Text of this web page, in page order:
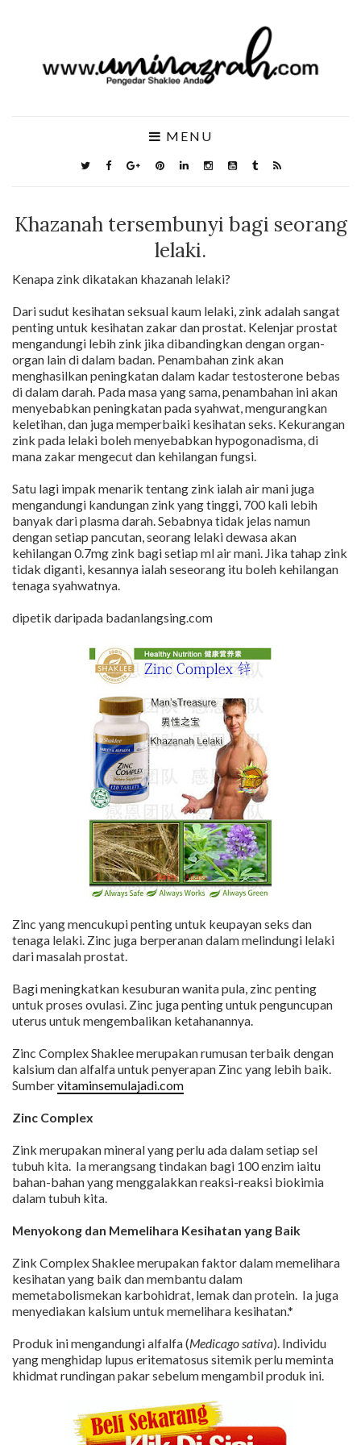
MENU
Khazanah tersembunyi bagi seorang
lelaki.
Kenapa zink dikatakan khazanah lelaki?
Dari sudut kesihatan seksual kaum lelaki, zink adalah sangat
penting untuk kesihatan zakar dan prostat. Kelenjar prostat
mengandungi lebih zink jika dibandingkan dengan organ-
organ lain di dalam badan. Penambahan zink akan
menghasilkan peningkatan dalam kadar testosterone bebas
di dalam darah. Pada masa yang sama, penambahan ini akan
menyebabkan peningkatan pada syahwat, mengurangkan
keletihan, dan juga memperbaiki kesihatan seks. Kekurangan
zink pada lelaki boleh menyebabkan hypogonadisma, di
mana zakar mengecut dan kehilangan fungsi.
Satu lagi impak menarik tentang zink ialah air mani juga
mengandungi kandungan zink yang tinggi, 700 kali lebih
banyak dari plasma darah. Sebabnya tidak jelas namun
dengan setiap pancutan, seorang lelaki dewasa akan
kehilangan 0.7mg zink bagi setiap ml air mani. Jika tahap zink
tidak diganti, kesannya ialah seseorang itu boleh kehilangan
tenaga syahwatnya.
dipetik daripada badanlangsing.com
Zinc yang mencukupi penting untuk keupayan seks dan
tenaga lelaki. Zinc juga berperanan dalam melindungi lelaki
dari masalah prostat.
Bagi meningkatkan kesuburan wanita pula, zinc penting
untuk proses ovulasi. Zinc juga penting untuk penguncupan
uterus untuk mengembalikan ketahanannya.
Zinc Complex Shaklee merupakan rumusan terbaik dengan
kalsium dan alfalfa untuk penyerapan Zinc yang lebih baik.
Sumbervitaminsemulajadi.com
Zinc Complex
Zink merupakan mineral yang perlu ada dalam setiap sel
tubuh kita. Ia merangsang tindakan bagi 100 enzim iaitu
bahan-bahan yang menggalakkan reaksi-reaksi biokimia
dalam tubuh kita.
Menyokong dan Memelihara Kesihatan yang Baik
Zink Complex Shaklee merupakan faktor dalam memelihara
kesihatan yang baik dan membantu dalam
memetabolismekan karbohidrat, lemak dan protein. Ia juga
menyediakan kalsium untuk memelihara kesihatan.*
Produk ini mengandungi alfalfa (Medicago sativa). Individu
yang menghidap lupus eritematosus sitemik perlu meminta
khidmat rundingan pakar sebelum mengambil produk ini.